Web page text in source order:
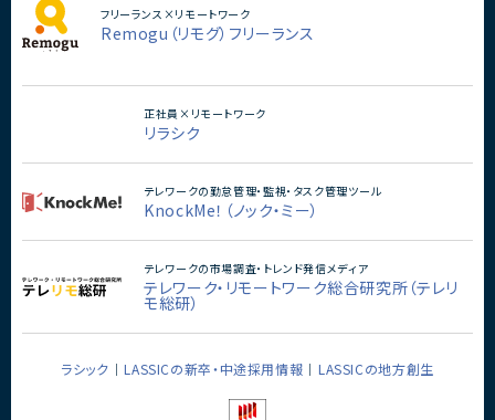
フリーランス×リモートワーク
Remogu（リモグ）フリーランス
正社員×リモートワーク
リラシク
テレワークの勤怠管理・監視・タスク管理ツール
KnockMe！（ノック・ミー）
テレワークの市場調査・トレンド発信メディア
テレワーク・リモートワーク総合研究所（テレリ
モ総研）
ラシック LASSICの新卒・中途採用情報 LASSICの地方創生